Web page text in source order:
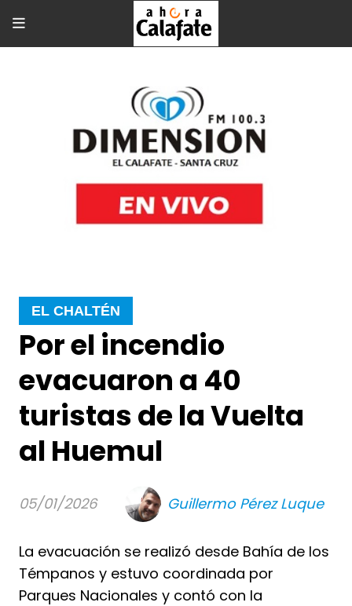
Por el incendio
evacuaron a 40
turistas de la Vuelta
al Huemul
La evacuación se realizó desde Bahía de los
Témpanos y estuvo coordinada por
Parques Nacionales y contó con la
EL CHALTÉN
05/01/2026 Guillermo Pérez Luque